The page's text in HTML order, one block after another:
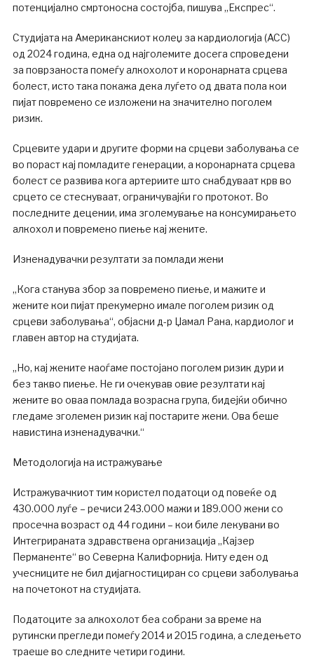
потенцијално смртоносна состојба, пишува „Експрес“.
Студијата на Американскиот колеџ за кардиологија (ACC)
од 2024 година, една од најголемите досега спроведени
за поврзаноста помеѓу алкохолот и коронарната срцева
болест, исто така покажа дека луѓето од двата пола кои
пијат повремено се изложени на значително поголем
ризик.
Срцевите удари и другите форми на срцеви заболувања се
во пораст кај помладите генерации, а коронарната срцева
болест се развива кога артериите што снабдуваат крв во
срцето се стеснуваат, ограничувајќи го протокот. Во
последните децении, има зголемување на консумирањето
алкохол и повремено пиење кај жените.
Изненадувачки резултати за помлади жени
„Кога станува збор за повремено пиење, и мажите и
жените кои пијат прекумерно имале поголем ризик од
срцеви заболувања“, објасни д-р Џамал ​​Рана, кардиолог и
главен автор на студијата.
„Но, кај жените наоѓаме постојано поголем ризик дури и
без такво пиење. Не ги очекував овие резултати кај
жените во оваа помлада возрасна група, бидејќи обично
гледаме зголемен ризик кај постарите жени. Ова беше
навистина изненадувачки.“
Методологија на истражување
Истражувачкиот тим користел податоци од повеќе од
430.000 луѓе – речиси 243.000 мажи и 189.000 жени со
просечна возраст од 44 години – кои биле лекувани во
Интегрираната здравствена организација „Кајзер
Перманенте“ во Северна Калифорнија. Ниту еден од
учесниците не бил дијагностициран со срцеви заболувања
на почетокот на студијата.
Податоците за алкохолот беа собрани за време на
рутински прегледи помеѓу 2014 и 2015 година, а следењето
траеше во следните четири години.